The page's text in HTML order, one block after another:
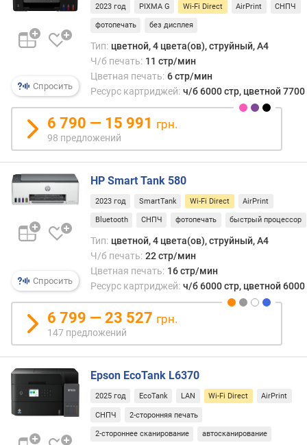
и
при
Wi-
Fi
как
на
о
и
м
т
д
о
р
о
г
и
х
к
д
е
в
ы
о
з
а
Спросить
2023 год PIXMA G Wi-Fi Direct AirPrint СНПЧ
фотопечать без дисплея
Тип: цветной, 4 цвета(ов), струйный, A4
Ч/б печать: 11 стр/мин
Цветная печать: 6 стр/мин
Ресурс картриджей: ч/б 6000 стр, цветной 7700
6 790 — 15 991 грн.
98 предложений
Спросить
HP Smart Tank 580
2023 год SmartTank Wi-Fi Direct AirPrint
Bluetooth СНПЧ фотопечать быстрый процессор
Тип: цветной, 4 цвета(ов), струйный, A4
Ч/б печать: 22 стр/мин
Цветная печать: 16 стр/мин
Ресурс картриджей: ч/б 6000 стр, цветной 6000
6 799 — 23 527 грн.
147 предложений
Epson EcoTank L6370
2025 год EcoTank LAN Wi-Fi Direct AirPrint
СНПЧ 2-сторонняя печать
2-стороннее сканирование автосканирование